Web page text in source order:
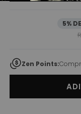
5%
Zen Points: